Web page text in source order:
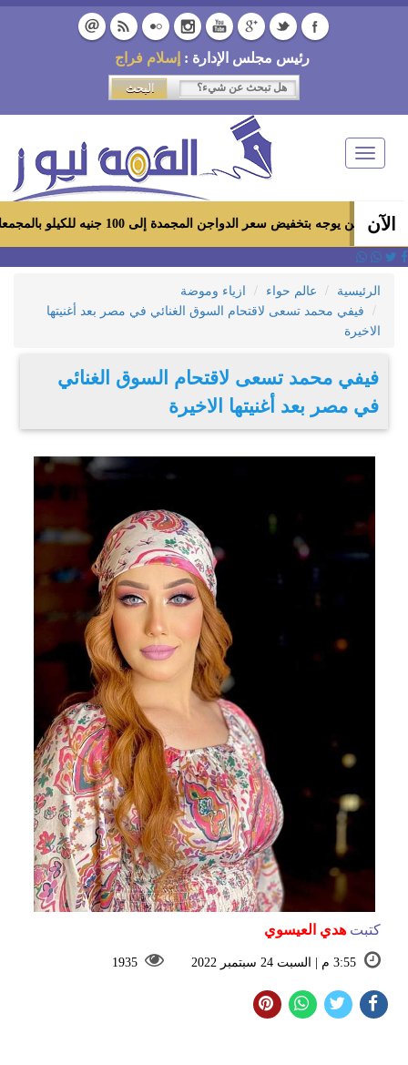
رئيس مجلس الإدارة : إسلام فراج
Toggle
navigation
الآن
بتخفيض سعر الدواجن المجمدة إلى 100 جنيه للكيلو بالمجمعات الاستهلاكية ومعارض «أهلاً رمضان»
الرئيسية عالم حواء
ازياء وموضة
فيفي محمد تسعى لاقتحام السوق الغنائي في مصر بعد أغنيتها
الاخيرة
فيفي محمد تسعى لاقتحام السوق الغنائي
في مصر بعد أغنيتها الاخيرة
كتبت هدي العيسوي
3:55 م | السبت 24 سبتمبر 2022 1935